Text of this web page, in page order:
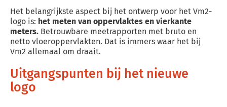
Het belangrijkste aspect bij het ontwerp voor het Vm2-
logo is: het meten van oppervlaktes en vierkante
meters.Betrouwbare meetrapporten met bruto en
netto vloeroppervlakten. Dat is immers waar het bij
Vm2 allemaal om draait.
Uitgangspunten bij het nieuwe
logo